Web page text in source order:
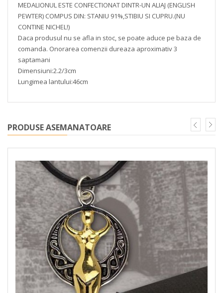
MEDALIONUL ESTE CONFECTIONAT DINTR-UN ALIAJ (ENGLISH
PEWTER) COMPUS DIN: STANIU 91%,STIBIU SI CUPRU.(NU
CONTINE NICHEL!)
Daca produsul nu se afla in stoc, se poate aduce pe baza de
comanda. Onorarea comenzii dureaza aproximativ 3
saptamani
Dimensiuni:2.2/3cm
Lungimea lantului:46cm
PRODUSE ASEMANATOARE